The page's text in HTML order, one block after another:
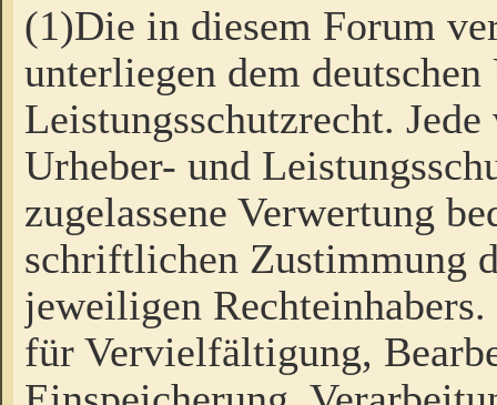
(1)Die in diesem Forum
unterliegen dem
Leistungsschutzrecht.
Urheber- und
zugelassene Verwertung
schriftlichen Zustimmung
jeweiligen
für Vervielfältigung,